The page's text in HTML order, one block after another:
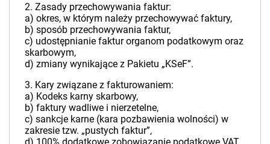
2. Zasady przechowywania faktur:
a) okres, w którym należy przechowywać faktury,
b) sposób przechowywania faktur,
c) udostępnianie faktur organom podatkowym oraz
skarbowym,
d) zmiany wynikające z Pakietu „KSeF”.
3. Kary związane z fakturowaniem:
a) Kodeks karny skarbowy,
b) faktury wadliwe i nierzetelne,
c) sankcje karne (kara pozbawienia wolności) w
zakresie tzw. „pustych faktur”,